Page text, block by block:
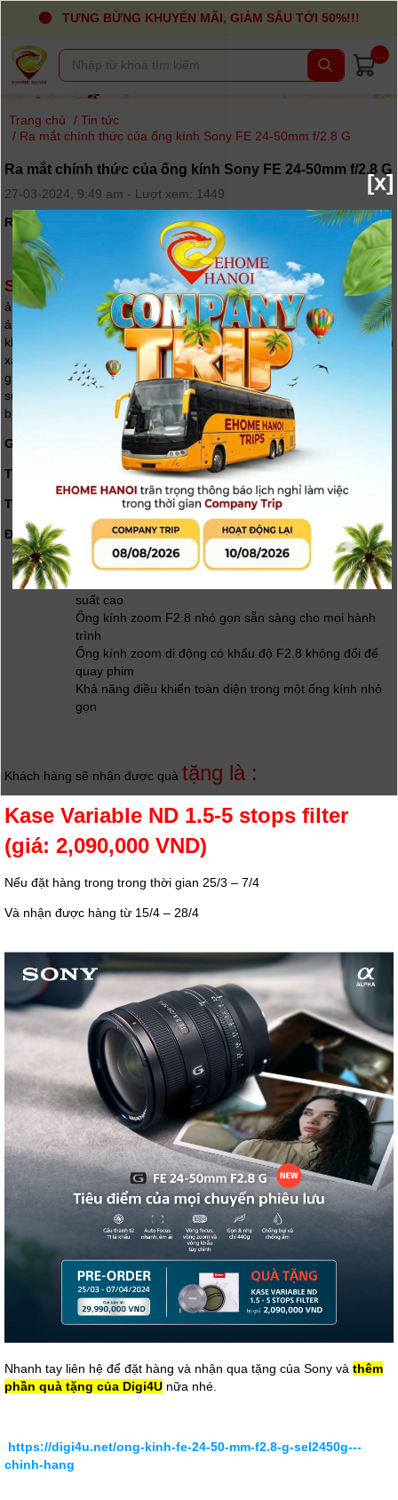
TƯNG BỪNG KHUYẾN MÃI, GIẢM SÂU TỚI 50%!!!
Trang chủ / Tin tức
/ Ra mắt chính thức của ống kính Sony FE 24-50mm f/2.8 G
Ra mắt chính thức của ống kính Sony FE 24-50mm f/2.8 G
27-03-2024, 9:49 am - Lượt xem: 1449
Ra mắt
chính thức của ống kínhSony FE 24-50mm f/2.8 G
Sony FE 24-50mm f/2.8 Glà dòng ống kính dành cho máy
ảnh full-frame của Sony. Khẩu độ rộng f/2.8 mang lại khả năng chụp
ảnh ấn tượng trong điều kiện ánh sáng yếu. Công tắc mở và khóa
khẩu độ giúp kiểm soát lượng ánh sáng vào ống kính một cách chính
xác. Thấu kính phi cầu và ED giúp cải thiện chất lượng hình ảnh,
giảm hiện tượng biến dạng. Ngoài ra, lớp phủ Fluorine cũng giúp tạo
sự bền bỉ cho ống kính trong điều kiện thời tiết khắc nghiệt và chống
bụi, ẩm mố
Giá niêm yết: 29,990,000 VND
Thời gian sell in dự kiến:15/04/2024
Thời gian ra mắt chính thức:25/03/2024
Đặc điểm sản phẩm:
Sắc nét và chi tiết ở mọi tiêu cự
AF phát huy tối đa khả năng của thân máy ảnh hiệu
suất cao
Ống kính zoom F2.8 nhỏ gọn sẵn sàng cho mọi hành
trình
Ống kính zoom di động có khẩu độ F2.8 không đổi để
quay phim
Khả năng điều khiển toàn diện trong một ống kính nhỏ
gọn
Khách hàng sẽ nhận được quà tặng là :
Kase Variable ND 1.5-5 stops filter
(giá: 2,090,000 VND)
Nếu đặt hàng trong trong thời gian 25/3 – 7/4
Và nhận được hàng từ 15/4 – 28/4
Nhanh tay liên hệ để đặt hàng và nhận qua tặng của Sony và thêm
phần quà tặng của Digi4U nữa nhé.
https://digi4u.net/ong-kinh-fe-24-50-mm-f2.8-g-sel2450g---
chinh-hang
[x]